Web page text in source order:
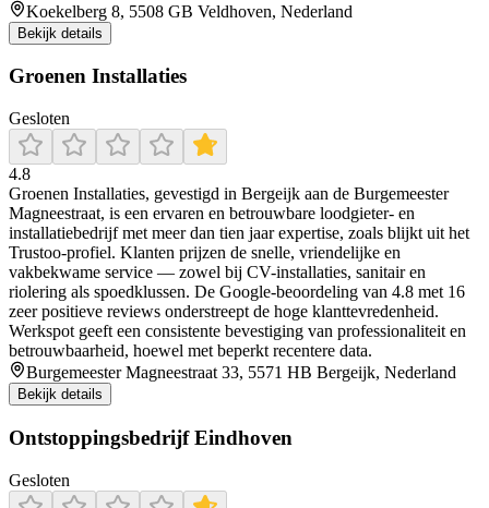
Koekelberg 8, 5508 GB Veldhoven, Nederland
Bekijk details
Groenen Installaties
Gesloten
4.8
Groenen Installaties, gevestigd in Bergeijk aan de Burgemeester
Magneestraat, is een ervaren en betrouwbare loodgieter- en
installatiebedrijf met meer dan tien jaar expertise, zoals blijkt uit het
Trustoo-profiel. Klanten prijzen de snelle, vriendelijke en
vakbekwame service — zowel bij CV-installaties, sanitair en
riolering als spoedklussen. De Google-beoordeling van 4.8 met 16
zeer positieve reviews onderstreept de hoge klanttevredenheid.
Werkspot geeft een consistente bevestiging van professionaliteit en
betrouwbaarheid, hoewel met beperkt recentere data.
Burgemeester Magneestraat 33, 5571 HB Bergeijk, Nederland
Bekijk details
Ontstoppingsbedrijf Eindhoven
Gesloten